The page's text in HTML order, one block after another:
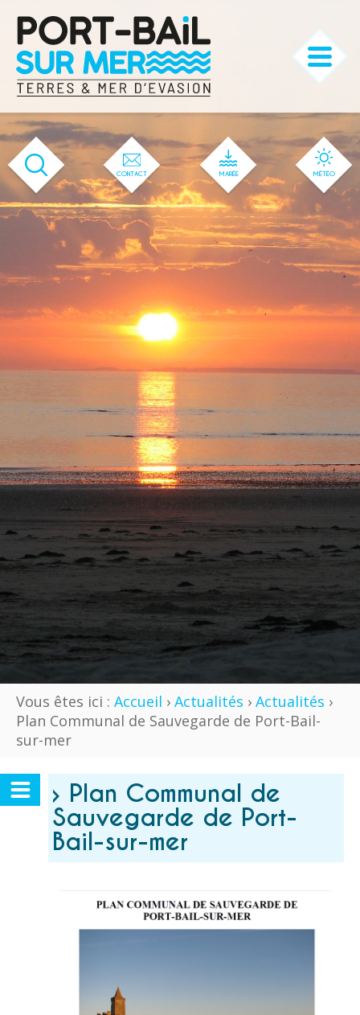
CONTACT MARÉE MÉTÉO
Vous êtes ici : Accueil › Actualités › Actualités ›
Plan Communal de Sauvegarde de Port-Bail-
sur-mer
› Plan Communal de
Sauvegarde de Port-
Bail-sur-mer